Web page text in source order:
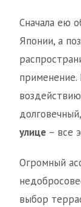
Сначала ею
Японии, а
применение.
долговечный,
улице – все
Огромный
выбор